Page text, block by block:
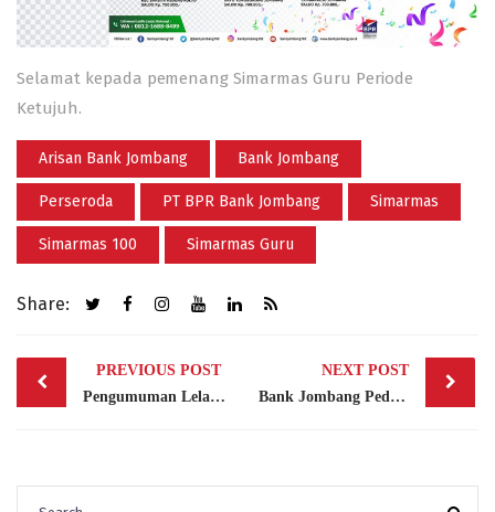
Selamat kepada pemenang Simarmas Guru Periode
Ketujuh.
Arisan Bank Jombang Bank Jombang
Perseroda PT BPR Bank Jombang Simarmas
Simarmas 100 Simarmas Guru
Share:
Post
navigation
PREVIOUS POST
Pengumuman Lelang: Bangunan Gedung Perkantoran, Tahun 2010, Luas Banguan 810 m2, Untuk Di Bongkar
NEXT POST
Bank Jombang Peduli Yatim – Agustus 2020